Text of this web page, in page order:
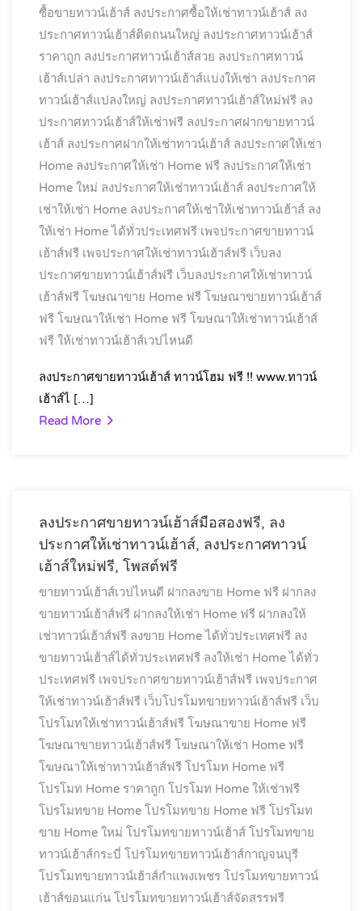
ซื้อขายทาวน์เฮ้าส์ ลงประกาศซื้อให้เช่าทาวน์เฮ้าส์ ลง
ประกาศทาวน์เฮ้าส์ติดถนนใหญ่ ลงประกาศทาวน์เฮ้าส์
ราคาถูก ลงประกาศทาวน์เฮ้าส์สวย ลงประกาศทาวน์
เฮ้าส์เปล่า ลงประกาศทาวน์เฮ้าส์แบ่งให้เช่า ลงประกาศ
ทาวน์เฮ้าส์แปลงใหญ่ ลงประกาศทาวน์เฮ้าส์ใหม่ฟรี ลง
ประกาศทาวน์เฮ้าส์ให้เช่าฟรี ลงประกาศฝากขายทาวน์
เฮ้าส์ ลงประกาศฝากให้เช่าทาวน์เฮ้าส์ ลงประกาศให้เช่า
Home ลงประกาศให้เช่า Home ฟรี ลงประกาศให้เช่า
Home ใหม่ ลงประกาศให้เช่าทาวน์เฮ้าส์ ลงประกาศให้
เช่าให้เช่า Home ลงประกาศให้เช่าให้เช่าทาวน์เฮ้าส์ ลง
ให้เช่า Home ได้ทั่วประเทศฟรี เพจประกาศขายทาวน์
เฮ้าส์ฟรี เพจประกาศให้เช่าทาวน์เฮ้าส์ฟรี เว็บลง
ประกาศขายทาวน์เฮ้าส์ฟรี เว็บลงประกาศให้เช่าทาวน์
เฮ้าส์ฟรี โฆษณาขาย Home ฟรี โฆษณาขายทาวน์เฮ้าส์
ฟรี โฆษณาให้เช่า Home ฟรี โฆษณาให้เช่าทาวน์เฮ้าส์
ฟรี ให้เช่าทาวน์เฮ้าส์เวปไหนดี
ลงประกาศขายทาวน์เฮ้าส์ ทาวน์โฮม ฟรี !! www.ทาวน์
เฮ้าส์ไ […]
Read More
ลงประกาศขายทาวน์เฮ้าส์มือสองฟรี, ลง
ประกาศให้เช่าทาวน์เฮ้าส์, ลงประกาศทาวน์
เฮ้าส์ใหม่ฟรี, โพสต์ฟรี
ขายทาวน์เฮ้าส์เวปไหนดี ฝากลงขาย Home ฟรี ฝากลง
ขายทาวน์เฮ้าส์ฟรี ฝากลงให้เช่า Home ฟรี ฝากลงให้
เช่าทาวน์เฮ้าส์ฟรี ลงขาย Home ได้ทั่วประเทศฟรี ลง
ขายทาวน์เฮ้าส์ได้ทั่วประเทศฟรี ลงให้เช่า Home ได้ทั่ว
ประเทศฟรี เพจประกาศขายทาวน์เฮ้าส์ฟรี เพจประกาศ
ให้เช่าทาวน์เฮ้าส์ฟรี เว็บโปรโมทขายทาวน์เฮ้าส์ฟรี เว็บ
โปรโมทให้เช่าทาวน์เฮ้าส์ฟรี โฆษณาขาย Home ฟรี
โฆษณาขายทาวน์เฮ้าส์ฟรี โฆษณาให้เช่า Home ฟรี
โฆษณาให้เช่าทาวน์เฮ้าส์ฟรี โปรโมท Home ฟรี
โปรโมท Home ราคาถูก โปรโมท Home ให้เช่าฟรี
โปรโมทขาย Home โปรโมทขาย Home ฟรี โปรโมท
ขาย Home ใหม่ โปรโมทขายทาวน์เฮ้าส์ โปรโมทขาย
ทาวน์เฮ้าส์กระบี่ โปรโมทขายทาวน์เฮ้าส์กาญจนบุรี
โปรโมทขายทาวน์เฮ้าส์กำแพงเพชร โปรโมทขายทาวน์
เฮ้าส์ขอนแก่น โปรโมทขายทาวน์เฮ้าส์จัดสรรฟรี